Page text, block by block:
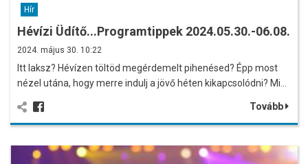
Hír
Hévízi Üdítő...Programtippek 2024.05.30.-06.08.
2024. május 30. 10:22
Itt laksz? Hévízen töltöd megérdemelt pihenésed? Épp most
nézel utána, hogy merre indulj a jövő héten kikapcsolódni? Mi…
Tovább